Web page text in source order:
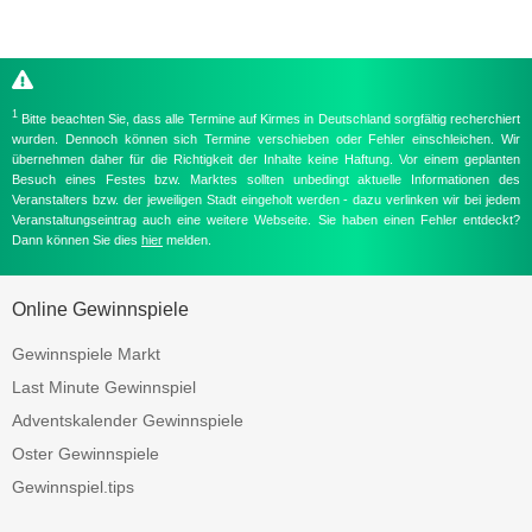
1 Bitte beachten Sie, dass alle Termine auf Kirmes in Deutschland sorgfältig recherchiert
wurden. Dennoch können sich Termine verschieben oder Fehler einschleichen. Wir
übernehmen daher für die Richtigkeit der Inhalte keine Haftung. Vor einem geplanten
Besuch eines Festes bzw. Marktes sollten unbedingt aktuelle Informationen des
Veranstalters bzw. der jeweiligen Stadt eingeholt werden - dazu verlinken wir bei jedem
Veranstaltungseintrag auch eine weitere Webseite. Sie haben einen Fehler entdeckt?
Dann können Sie dies hier melden.
Online Gewinnspiele
Gewinnspiele Markt
Last Minute Gewinnspiel
Adventskalender Gewinnspiele
Oster Gewinnspiele
Gewinnspiel.tips